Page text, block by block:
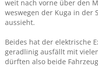
weit nach vorne über den
weswegen der Kuga in der
aussieht.
Beides hat der elektrische
geradlinig ausfällt mit
dürften also beide